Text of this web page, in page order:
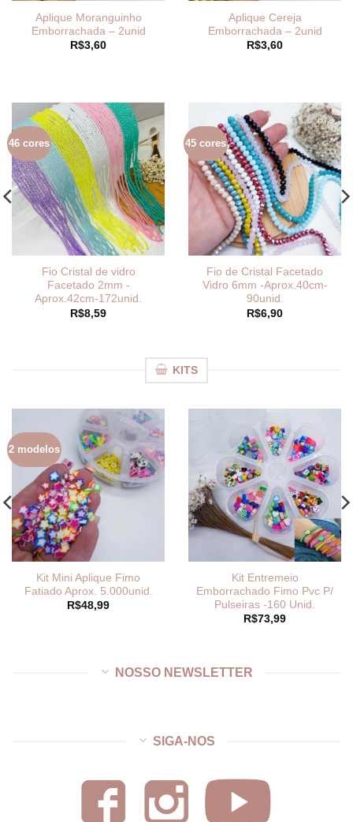
Aplique Moranguinho
Emborrachada – 2unid
R$3,60
Aplique Cereja
Emborrachada – 2unid
R$3,60
46 cores
Fio Cristal de vidro
Facetado 2mm -
Aprox.42cm-172unid.
R$8,59
45 cores
Fio de Cristal Facetado
Vidro 6mm -Aprox.40cm-
90unid.
R$6,90
KITS
2 modelos
Kit Mini Aplique Fimo
Fatiado Aprox. 5.000unid.
R$48,99
Kit Entremeio
Emborrachado Fimo Pvc P/
Pulseiras -160 Unid.
R$73,99
NOSSO NEWSLETTER
SIGA-NOS